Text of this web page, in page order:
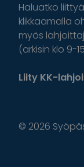
Haluatko
klikkaamalla
myös
(arkisin klo 9-
Liity KK-
© 2026